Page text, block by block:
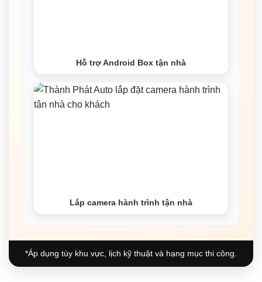
Hỗ trợ Android Box tận nhà
Lắp camera hành trình tận nhà
*Áp dụng tùy khu vực, lịch kỹ thuật và hạng mục thi công.